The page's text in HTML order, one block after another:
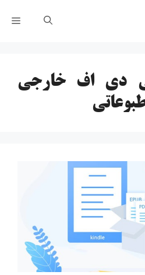
دی اف خارجی